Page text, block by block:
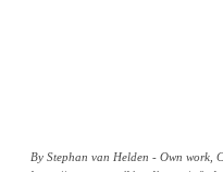
By Stephan van Helden - Own work,